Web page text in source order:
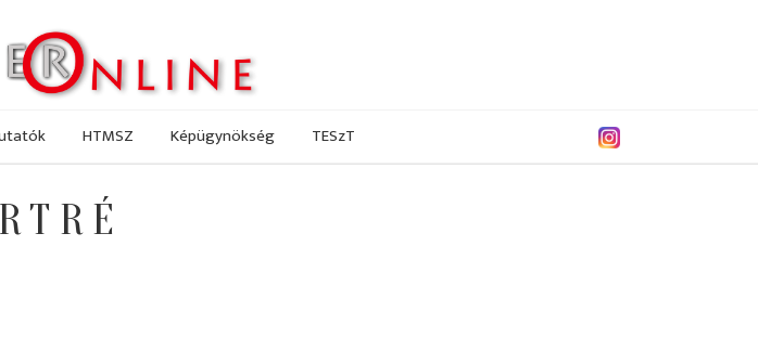
HTMSZ Képügynökség TESzT